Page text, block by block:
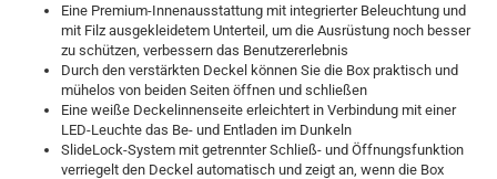
Eine Premium-Innenausstattung mit integrierter Beleuchtung und
mit Filz ausgekleidetem Unterteil, um die Ausrüstung noch besser
zu schützen, verbessern das Benutzererlebnis
Durch den verstärkten Deckel können Sie die Box praktisch und
mühelos von beiden Seiten öffnen und schließen
Eine weiße Deckelinnenseite erleichtert in Verbindung mit einer
LED-Leuchte das Be- und Entladen im Dunkeln
SlideLock-System mit getrennter Schließ- und Öffnungsfunktion
verriegelt den Deckel automatisch und zeigt an, wenn die Box